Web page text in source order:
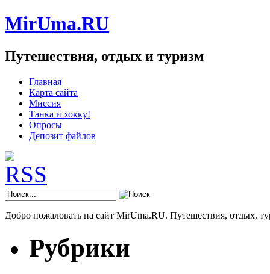
MirUma.RU
Путешествия, отдых и туризм
Главная
Карта сайта
Миссия
Танка и хокку!
Опросы
Депозит файлов
Добро пожаловать на сайт MirUma.RU. Путешествия, отдых,
Рубрики